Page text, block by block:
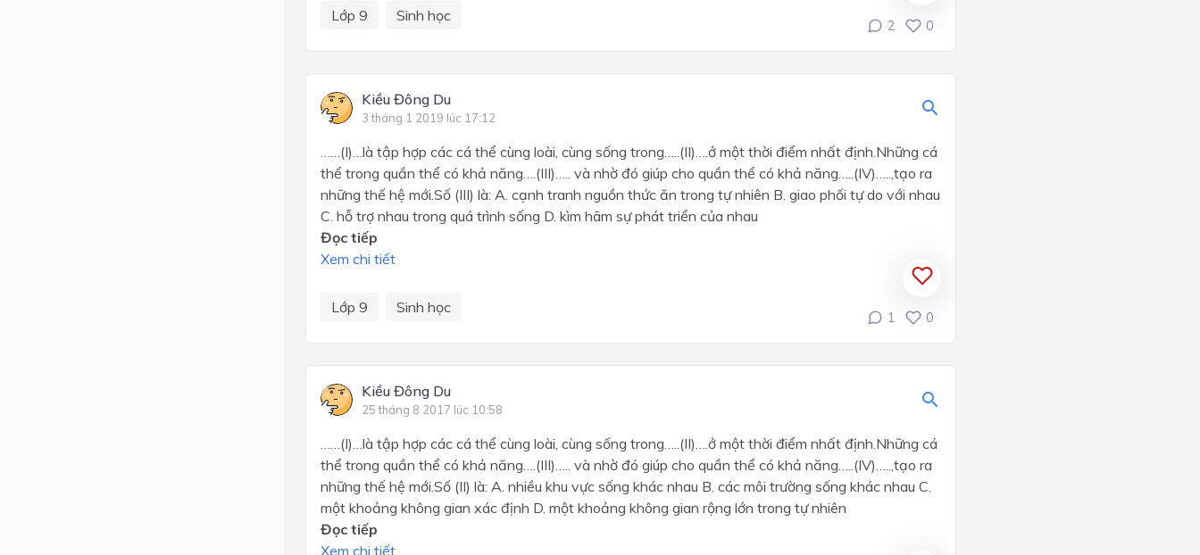
Lớp 9 Sinh học
2 0
Kiều Đông Du
3 tháng 1 2019 lúc 17:12
……(I)…là tập hợp các cá thể cùng loài, cùng sống trong…..(II)….ở một thời điểm nhất định.Những cá
thể trong quần thể có khả năng….(III)….. và nhờ đó giúp cho quần thể có khả năng…..(IV)…..,tạo ra
những thế hệ mới.Số (III) là: A. cạnh tranh nguồn thức ăn trong tự nhiên B. giao phối tự do với nhau
C. hỗ trợ nhau trong quá trình sống D. kìm hãm sự phát triển của nhau
Đọc tiếp
Xem chi tiết
Lớp 9 Sinh học
1 0
Kiều Đông Du
25 tháng 8 2017 lúc 10:58
……(I)…là tập hợp các cá thể cùng loài, cùng sống trong…..(II)….ở một thời điểm nhất định.Những cá
thể trong quần thể có khả năng….(III)….. và nhờ đó giúp cho quần thể có khả năng…..(IV)…..,tạo ra
những thế hệ mới.Số (II) là: A. nhiều khu vực sống khác nhau B. các môi trường sống khác nhau C.
một khoảng không gian xác định D. một khoảng không gian rộng lớn trong tự nhiên
Đọc tiếp
Xem chi tiết